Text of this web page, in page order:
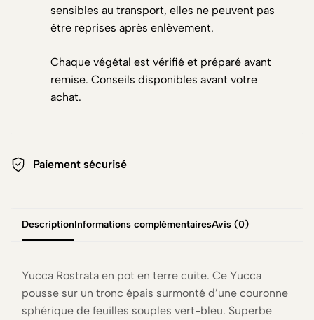
sensibles au transport, elles ne peuvent pas
être reprises après enlèvement.
Chaque végétal est vérifié et préparé avant
remise. Conseils disponibles avant votre
achat.
Paiement sécurisé
DescriptionInformations complémentairesAvis (0)
Yucca Rostrata en pot en terre cuite. Ce Yucca
pousse sur un tronc épais surmonté d’une couronne
sphérique de feuilles souples vert-bleu. Superbe